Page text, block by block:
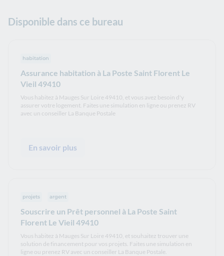
Disponible dans ce bureau
Assurance habitation à La Poste Saint Florent Le
Vieil 49410
habitation
Vous habitez à Mauges Sur Loire 49410, et vous avez besoin d'y
assurer votre logement. Faites une simulation en ligne ou prenez RV
avec un conseiller La Banque Postale
En savoir plus
Souscrire un Prêt personnel à La Poste Saint
Florent Le Vieil 49410
projets argent
Vous habitez à Mauges Sur Loire 49410, et souhaitez trouver une
solution de financement pour vos projets. Faites une simulation en
ligne ou prenez RV avec un conseiller La Banque Postale.